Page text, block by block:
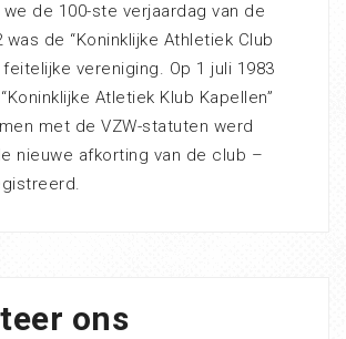
we de 100-ste verjaardag van de
de “Koninklijke Athletiek Club
feitelijke vereniging. Op 1 juli 1983
Atletiek Klub Kapellen”
met de VZW-statuten werd
nieuwe afkorting van de club –
ons